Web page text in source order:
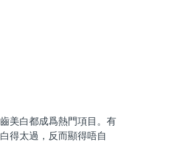
美白都成爲熱門項目。有
得太過，反而顯得唔自